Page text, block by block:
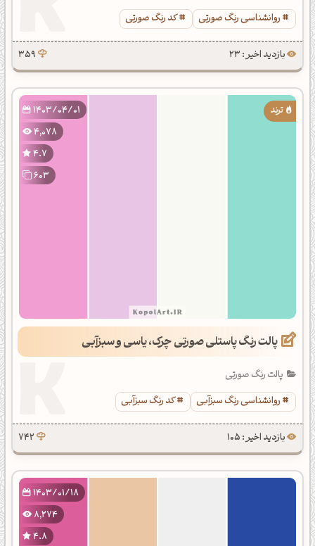
روانشناسی رنگ صورتی
کد رنگ صورتی
بازدید اخیر : 23 359
1403/04/01
4,078
4.7
603
پالت رنگ پاستلی صورتی چرک، یاسی و سبزآبی
پالت رنگ صورتی
روانشناسی رنگ سبزآبی
کد رنگ سبزآبی
بازدید اخیر : 105 742
1403/01/18
8,274
4.8